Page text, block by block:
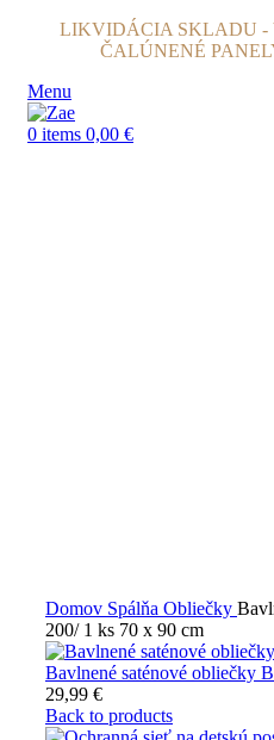
LIKVIDÁCIA SKLADU -
ČALÚNENÉ
Menu
0 items 0,00 €
Domov Spálňa Obliečky
200/ 1 ks 70 x 90 cm
Bavlnené saténové obliečky
29,99 €
Back to products